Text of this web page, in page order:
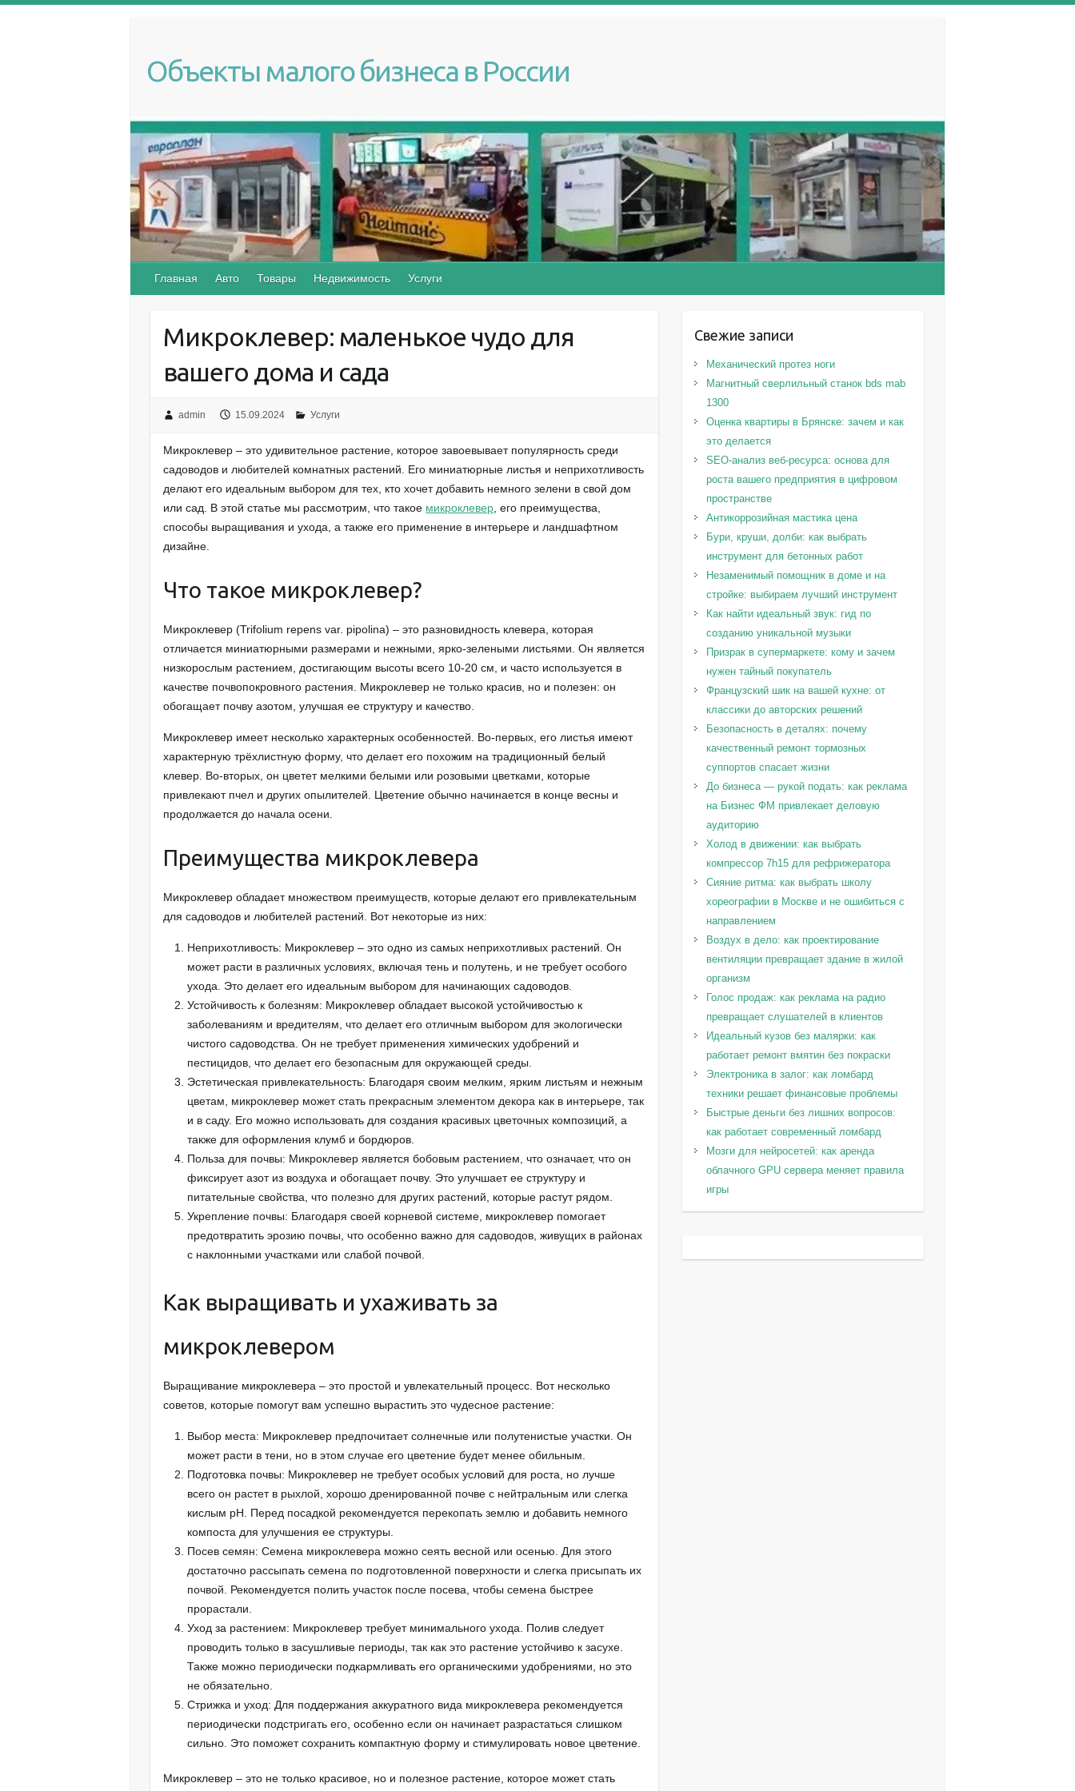
Объекты малого бизнеса в России
Главная Авто Товары Недвижимость Услуги
Микроклевер: маленькое чудо для
вашего дома и сада
admin 15.09.2024 Услуги
Микроклевер – это удивительное растение, которое завоевывает популярность среди
садоводов и любителей комнатных растений. Его миниатюрные листья и неприхотливость
делают его идеальным выбором для тех, кто хочет добавить немного зелени в свой дом
или сад. В этой статье мы рассмотрим, что такое микроклевер, его преимущества,
способы выращивания и ухода, а также его применение в интерьере и ландшафтном
дизайне.
Что такое микроклевер?
Микроклевер (Trifolium repens var. pipolina) – это разновидность клевера, которая
отличается миниатюрными размерами и нежными, ярко-зелеными листьями. Он является
низкорослым растением, достигающим высоты всего 10-20 см, и часто используется в
качестве почвопокровного растения. Микроклевер не только красив, но и полезен: он
обогащает почву азотом, улучшая ее структуру и качество.
Микроклевер имеет несколько характерных особенностей. Во-первых, его листья имеют
характерную трёхлистную форму, что делает его похожим на традиционный белый
клевер. Во-вторых, он цветет мелкими белыми или розовыми цветками, которые
привлекают пчел и других опылителей. Цветение обычно начинается в конце весны и
продолжается до начала осени.
Преимущества микроклевера
Микроклевер обладает множеством преимуществ, которые делают его привлекательным
для садоводов и любителей растений. Вот некоторые из них:
Неприхотливость: Микроклевер – это одно из самых неприхотливых растений. Он
может расти в различных условиях, включая тень и полутень, и не требует особого
ухода. Это делает его идеальным выбором для начинающих садоводов.
Устойчивость к болезням: Микроклевер обладает высокой устойчивостью к
заболеваниям и вредителям, что делает его отличным выбором для экологически
чистого садоводства. Он не требует применения химических удобрений и
пестицидов, что делает его безопасным для окружающей среды.
Эстетическая привлекательность: Благодаря своим мелким, ярким листьям и нежным
цветам, микроклевер может стать прекрасным элементом декора как в интерьере, так
и в саду. Его можно использовать для создания красивых цветочных композиций, а
также для оформления клумб и бордюров.
Польза для почвы: Микроклевер является бобовым растением, что означает, что он
фиксирует азот из воздуха и обогащает почву. Это улучшает ее структуру и
питательные свойства, что полезно для других растений, которые растут рядом.
Укрепление почвы: Благодаря своей корневой системе, микроклевер помогает
предотвратить эрозию почвы, что особенно важно для садоводов, живущих в районах
с наклонными участками или слабой почвой.
Как выращивать и ухаживать за
микроклевером
Выращивание микроклевера – это простой и увлекательный процесс. Вот несколько
советов, которые помогут вам успешно вырастить это чудесное растение:
Выбор места: Микроклевер предпочитает солнечные или полутенистые участки. Он
может расти в тени, но в этом случае его цветение будет менее обильным.
Подготовка почвы: Микроклевер не требует особых условий для роста, но лучше
всего он растет в рыхлой, хорошо дренированной почве с нейтральным или слегка
кислым pH. Перед посадкой рекомендуется перекопать землю и добавить немного
компоста для улучшения ее структуры.
Посев семян: Семена микроклевера можно сеять весной или осенью. Для этого
достаточно рассыпать семена по подготовленной поверхности и слегка присыпать их
почвой. Рекомендуется полить участок после посева, чтобы семена быстрее
прорастали.
Уход за растением: Микроклевер требует минимального ухода. Полив следует
проводить только в засушливые периоды, так как это растение устойчиво к засухе.
Также можно периодически подкармливать его органическими удобрениями, но это
не обязательно.
Стрижка и уход: Для поддержания аккуратного вида микроклевера рекомендуется
периодически подстригать его, особенно если он начинает разрастаться слишком
сильно. Это поможет сохранить компактную форму и стимулировать новое цветение.
Микроклевер – это не только красивое, но и полезное растение, которое может стать
Свежие записи
Механический протез ноги
Магнитный сверлильный станок bds mab
1300
Оценка квартиры в Брянске: зачем и как
это делается
SEO-анализ веб-ресурса: основа для
роста вашего предприятия в цифровом
пространстве
Антикоррозийная мастика цена
Бури, круши, долби: как выбрать
инструмент для бетонных работ
Незаменимый помощник в доме и на
стройке: выбираем лучший инструмент
Как найти идеальный звук: гид по
созданию уникальной музыки
Призрак в супермаркете: кому и зачем
нужен тайный покупатель
Французский шик на вашей кухне: от
классики до авторских решений
Безопасность в деталях: почему
качественный ремонт тормозных
суппортов спасает жизни
До бизнеса — рукой подать: как реклама
на Бизнес ФМ привлекает деловую
аудиторию
Холод в движении: как выбрать
компрессор 7h15 для рефрижератора
Сияние ритма: как выбрать школу
хореографии в Москве и не ошибиться с
направлением
Воздух в дело: как проектирование
вентиляции превращает здание в жилой
организм
Голос продаж: как реклама на радио
превращает слушателей в клиентов
Идеальный кузов без малярки: как
работает ремонт вмятин без покраски
Электроника в залог: как ломбард
техники решает финансовые проблемы
Быстрые деньги без лишних вопросов:
как работает современный ломбард
Мозги для нейросетей: как аренда
облачного GPU сервера меняет правила
игры